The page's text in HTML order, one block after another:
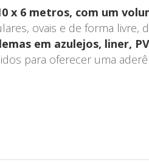
x 6 metros, com um
ovais e de forma livre,
em azulejos, liner,
para oferecer uma